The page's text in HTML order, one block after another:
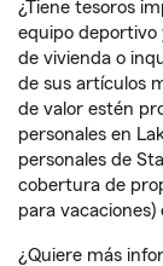
¿Tiene tesoros
equipo deportivo
de vivienda o
de sus artículos
de valor estén
personales en
personales de
cobertura de
para
¿Quiere más